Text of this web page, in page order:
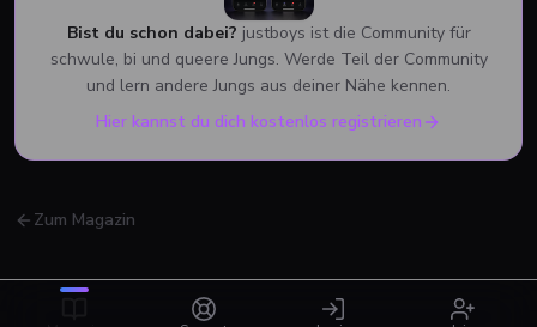
Bist du schon dabei? justboys ist die Community für
schwule, bi und queere Jungs. Werde Teil der Community
und lern andere Jungs aus deiner Nähe kennen.
Hier kannst du dich kostenlos registrieren
Zum Magazin